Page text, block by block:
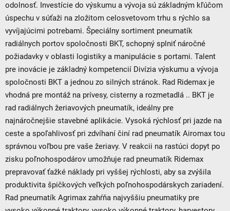
odolnosť. Investície do výskumu a vývoja sú základným kľúčom
úspechu v súťaži na zložitom celosvetovom trhu s rýchlo sa
vyvíjajúcimi potrebami. Špeciálny sortiment pneumatík
radiálnych portov spoločnosti BKT, schopný splniť náročné
požiadavky v oblasti logistiky a manipulácie s portami. Talent
pre inovácie je základný kompetencií Divízia výskumu a vývoja
spoločnosti BKT a jednou zo silných stránok. Rad Ridemax je
vhodná pre montáž na prívesy, cisterny a rozmetadlá .. BKT je
rad radiálnych žeriavových pneumatík, ideálny pre
najnáročnejšie stavebné aplikácie. Vysoká rýchlosť pri jazde na
ceste a spoľahlivosť pri zdvíhaní činí rad pneumatík Airomax tou
správnou voľbou pre vaše žeriavy. V reakcii na rastúci dopyt po
zisku poľnohospodárov umožňuje rad pneumatík Ridemax
prepravovať ťažké náklady pri vyššej rýchlosti, aby sa zvýšila
produktivita špičkových veľkých poľnohospodárskych zariadení.
Rad pneumatík Agrimax zahŕňa najvyššiu pneumatiky pre